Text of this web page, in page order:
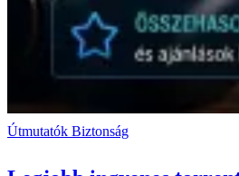
Útmutatók Biztonság